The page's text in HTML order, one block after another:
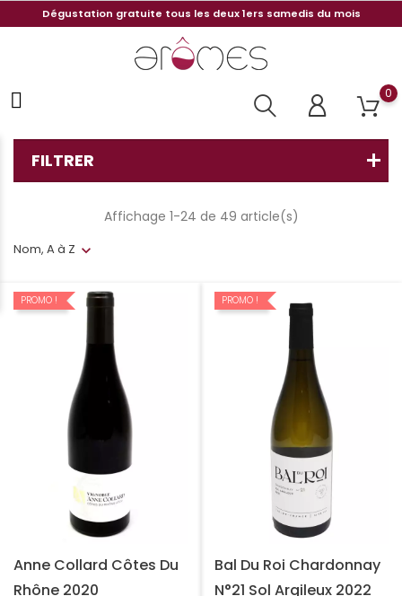
Dégustation gratuite tous les deux 1ers samedis du mois
0
FILTRER
Nom, A à Z
Affichage 1-24 de 49 article(s)
PROMO !
Anne Collard Côtes Du
Rhône 2020
PROMO !
Bal Du Roi Chardonnay
N°21 Sol Argileux 2022